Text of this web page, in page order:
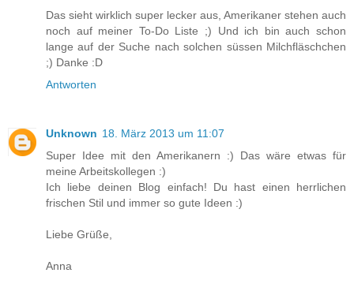
Das sieht wirklich super lecker aus, Amerikaner stehen auch
noch auf meiner To-Do Liste ;) Und ich bin auch schon
lange auf der Suche nach solchen süssen Milchfläschchen
;) Danke :D
Antworten
Unknown 18. März 2013 um 11:07
Super Idee mit den Amerikanern :) Das wäre etwas für
meine Arbeitskollegen :)
Ich liebe deinen Blog einfach! Du hast einen herrlichen
frischen Stil und immer so gute Ideen :)
Liebe Grüße,
Anna